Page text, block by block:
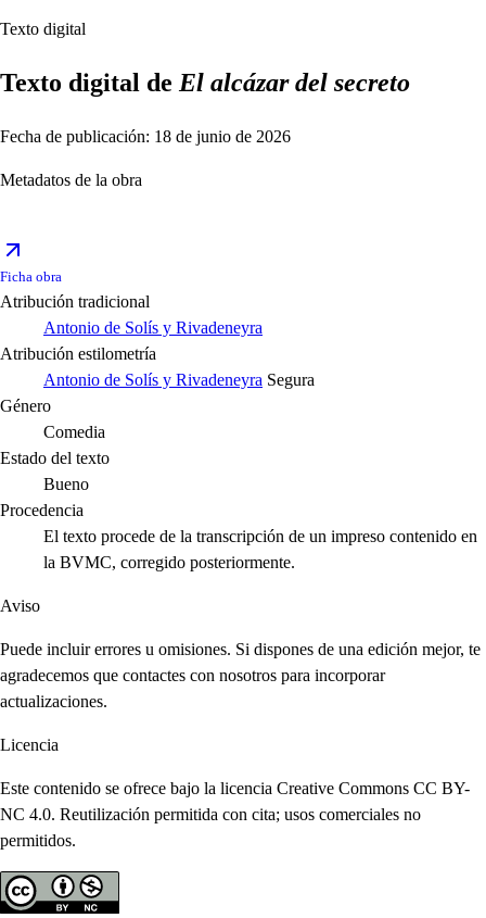
Texto digital
Texto digital de El alcázar del secreto
Fecha de publicación: 18 de junio de 2026
Metadatos de la obra
Ficha obra
Atribución tradicional
Antonio de Solís y Rivadeneyra
Atribución estilometría
Antonio de Solís y Rivadeneyra Segura
Género
Comedia
Estado del texto
Bueno
Procedencia
El texto procede de la transcripción de un impreso contenido en
la BVMC, corregido posteriormente.
Aviso
Puede incluir errores u omisiones. Si dispones de una edición mejor, te
agradecemos que contactes con nosotros para incorporar
actualizaciones.
Licencia
Este contenido se ofrece bajo la licencia Creative Commons CC BY-
NC 4.0. Reutilización permitida con cita; usos comerciales no
permitidos.